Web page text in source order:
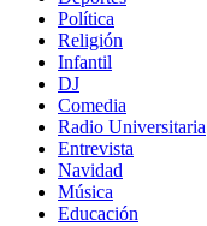
Política
Religión
Infantil
DJ
Comedia
Radio Universitaria
Entrevista
Navidad
Música
Educación